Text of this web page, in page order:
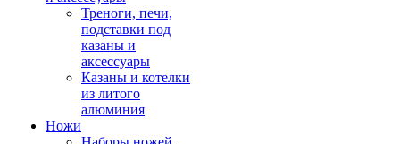
Треноги, печи,
подставки под
казаны и
аксессуары
Казаны и котелки
из литого
алюминия
Ножи